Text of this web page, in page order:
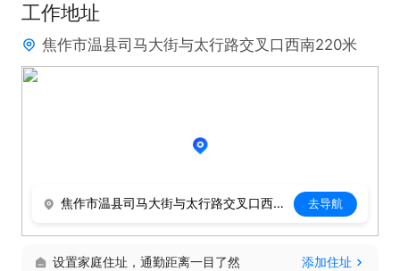
工作地址
焦作市温县司马大街与太行路交叉口西南220米
焦作市温县司马大街与太行路交叉口西南220米 去导航
设置家庭住址，通勤距离一目了然 添加住址